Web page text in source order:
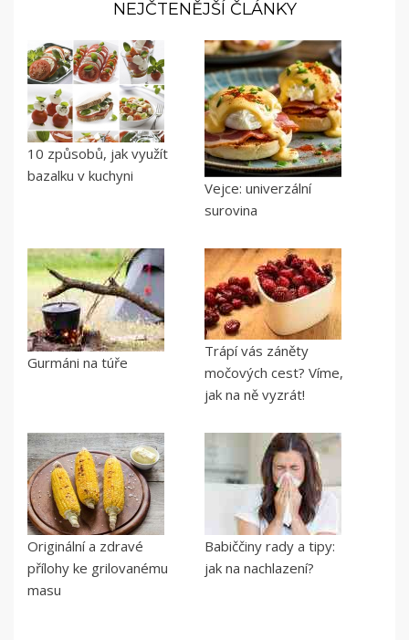
NEJČTENĚJŠÍ ČLÁNKY
10 způsobů, jak využít
bazalku v kuchyni
Vejce: univerzální
surovina
Gurmáni na túře
Trápí vás záněty
močových cest? Víme,
jak na ně vyzrát!
Originální a zdravé
přílohy ke grilovanému
masu
Babiččiny rady a tipy:
jak na nachlazení?